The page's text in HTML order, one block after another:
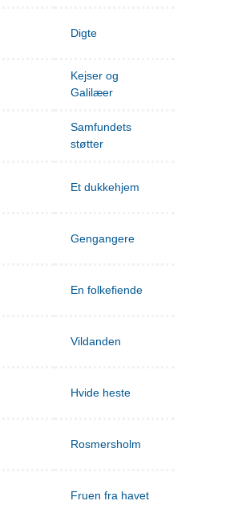
Digte
Kejser og
Galilæer
Samfundets
støtter
Et dukkehjem
Gengangere
En folkefiende
Vildanden
Hvide heste
Rosmersholm
Fruen fra havet